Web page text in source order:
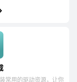
常用的驱动资源，让你